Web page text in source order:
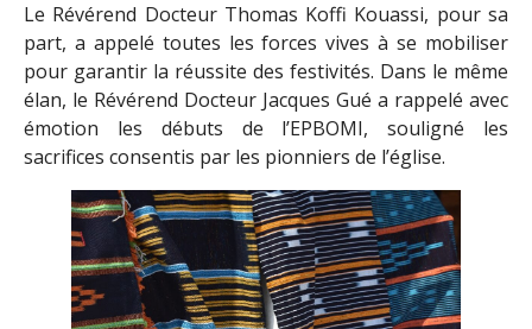
Le Révérend Docteur Thomas Koffi Kouassi, pour sa
part, a appelé toutes les forces vives à se mobiliser
pour garantir la réussite des festivités. Dans le même
élan, le Révérend Docteur Jacques Gué a rappelé avec
émotion les débuts de l’EPBOMI, souligné les
sacrifices consentis par les pionniers de l’église.